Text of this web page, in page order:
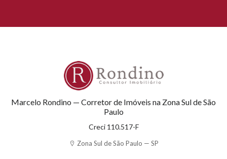
Marcelo Rondino — Corretor de Imóveis na Zona Sul de São
Paulo
Creci 110.517-F
Zona Sul de São Paulo — SP